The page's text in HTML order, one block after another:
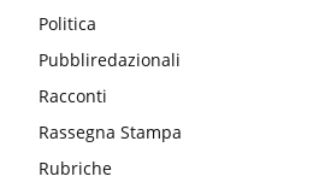
Politica
Pubbliredazionali
Racconti
Rassegna Stampa
Rubriche